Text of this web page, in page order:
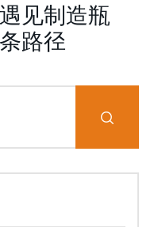
见制造瓶
路径